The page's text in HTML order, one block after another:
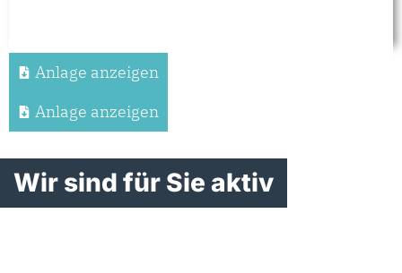
Anlage anzeigen
Anlage anzeigen
Wir sind für Sie aktiv